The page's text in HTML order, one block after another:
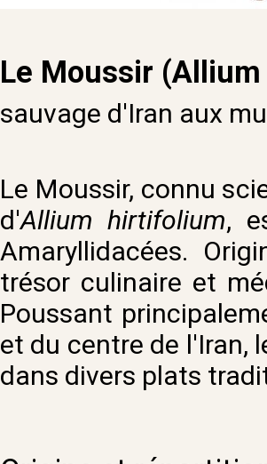
Le Moussir
sauvage d'Iran aux
Le Moussir, connu
d'Allium hirtifolium,
Amaryllidacées.
trésor culinaire et
Poussant
et du centre de l'Iran,
dans divers plats